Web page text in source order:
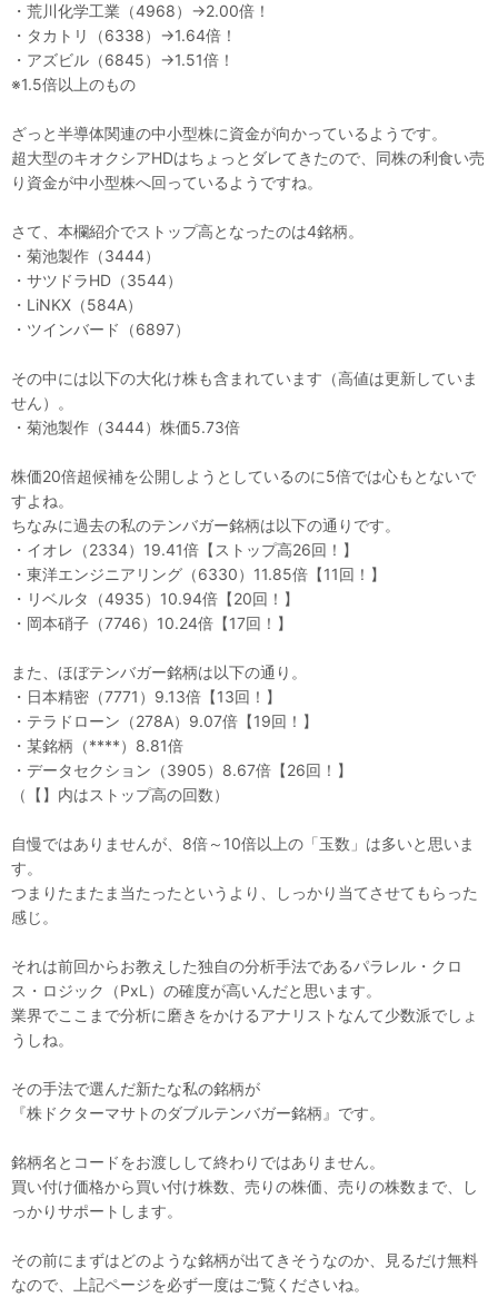
・荒川化学工業（4968）→2.00倍！
・タカトリ（6338）→1.64倍！
・アズビル（6845）→1.51倍！
※1.5倍以上のもの
ざっと半導体関連の中小型株に資金が向かっているようです。
超大型のキオクシアHDはちょっとダレてきたので、同株の利食い売
り資金が中小型株へ回っているようですね。
さて、本欄紹介でストップ高となったのは4銘柄。
・菊池製作（3444）
・サツドラHD（3544）
・LiNKX（584A）
・ツインバード（6897）
その中には以下の大化け株も含まれています（高値は更新していま
せん）。
・菊池製作（3444）株価5.73倍
株価20倍超候補を公開しようとしているのに5倍では心もとないで
すよね。
ちなみに過去の私のテンバガー銘柄は以下の通りです。
・イオレ（2334）19.41倍【ストップ高26回！】
・東洋エンジニアリング（6330）11.85倍【11回！】
・リベルタ（4935）10.94倍【20回！】
・岡本硝子（7746）10.24倍【17回！】
また、ほぼテンバガー銘柄は以下の通り。
・日本精密（7771）9.13倍【13回！】
・テラドローン（278A）9.07倍【19回！】
・某銘柄（****）8.81倍
・データセクション（3905）8.67倍【26回！】
（【】内はストップ高の回数）
自慢ではありませんが、8倍～10倍以上の「玉数」は多いと思いま
す。
つまりたまたま当たったというより、しっかり当てさせてもらった
感じ。
それは前回からお教えした独自の分析手法であるパラレル・クロ
ス・ロジック（PxL）の確度が高いんだと思います。
業界でここまで分析に磨きをかけるアナリストなんて少数派でしょ
うしね。
その手法で選んだ新たな私の銘柄が
『株ドクターマサトのダブルテンバガー銘柄』です。
銘柄名とコードをお渡しして終わりではありません。
買い付け価格から買い付け株数、売りの株価、売りの株数まで、し
っかりサポートします。
その前にまずはどのような銘柄が出てきそうなのか、見るだけ無料
なので、上記ページを必ず一度はご覧くださいね。